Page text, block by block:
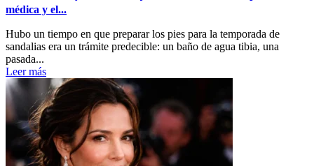
médica y el...
Hubo un tiempo en que preparar los pies para la temporada de
sandalias era un trámite predecible: un baño de agua tibia, una
pasada...
Leer más